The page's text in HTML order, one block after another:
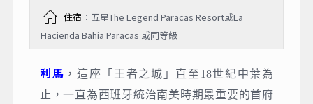
住宿 ：五星The Legend Paracas Resort或La
Hacienda Bahia Paracas 或同等級
利馬 ，這座「王者之城」直至18世紀中葉為
止，一直為西班牙統治南美時期最重要的首府